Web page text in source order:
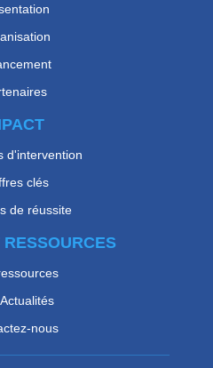
d'intervention
clés
de réussite
nous